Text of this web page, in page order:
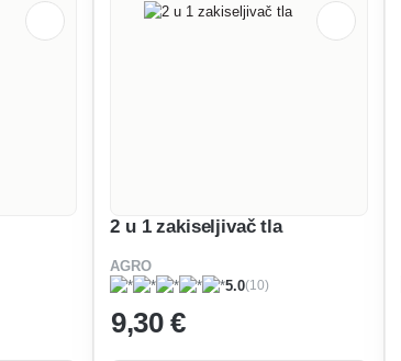
2 u 1 zakiseljivač tla
AGRO
5.0(10)
9,30 €